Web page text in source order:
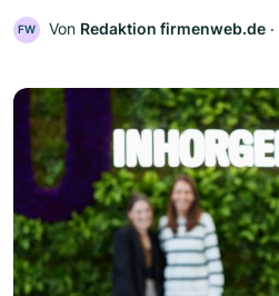
FW Von Redaktion firmenweb.de ‧